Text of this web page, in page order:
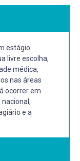
estágio
livre escolha,
médica,
nas áreas
ocorrer em
e a